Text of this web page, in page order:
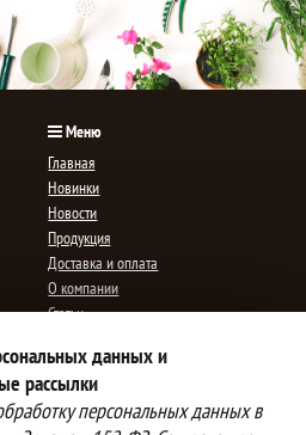
данных и
рассылки
персональных данных в
Меню
Главная
Новинки
Новости
Продукция
Доставка и оплата
О компании
Статьи